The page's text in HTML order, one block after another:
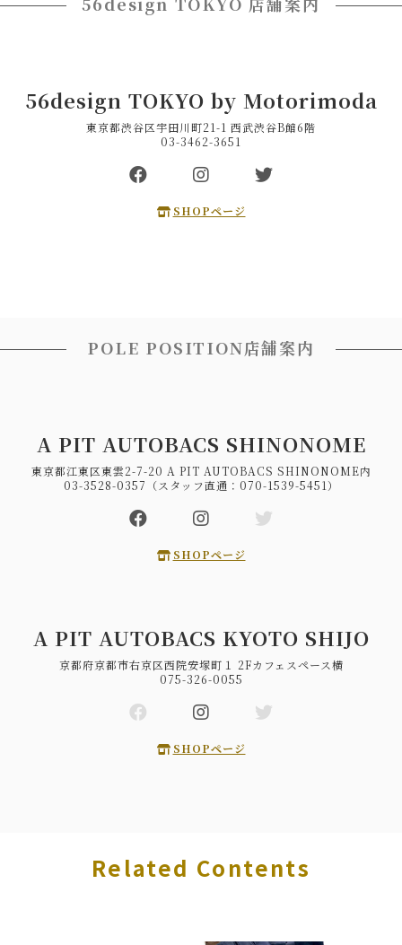
56design TOKYO by Motorimoda
東京都渋谷区宇田川町21-1 西武渋谷B館6階
03-3462-3651
SHOPページ
POLE POSITION店舗案内
A PIT AUTOBACS SHINONOME
東京都江東区東雲2-7-20 A PIT AUTOBACS SHINONOME内
03-3528-0357（スタッフ直通：070-1539-5451）
SHOPページ
A PIT AUTOBACS KYOTO SHIJO
京都府京都市右京区西院安塚町１ 2Fカフェスペース横
075-326-0055
SHOPページ
Related Contents